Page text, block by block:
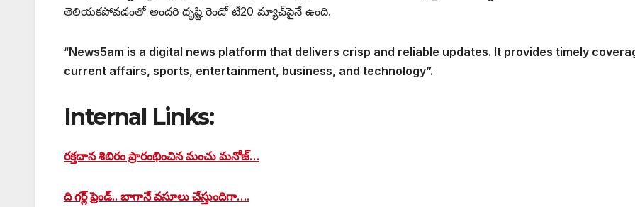
తెలియకపోవడంతో అందరి దృష్టి రెండో టీ20 మ్యాచ్‌పైనే ఉంది.
“News5am is a digital news platform that delivers crisp and reliable updates. It provides timely
current affairs, sports, entertainment, business, and technology”.
Internal Links:
రక్తదాన శిబిరం ప్రారంభించిన మంచు మనోజ్…
ది గర్ల్ ఫ్రెండ్.. బాగానే వసూలు చేస్తుందిగా….